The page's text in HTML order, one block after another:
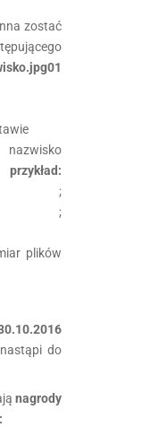
zostać
01
przykład:
;
;
plików
do
nagrody